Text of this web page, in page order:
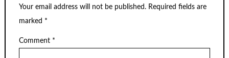
Your email address will not be published. Required fields are
marked *
Comment *